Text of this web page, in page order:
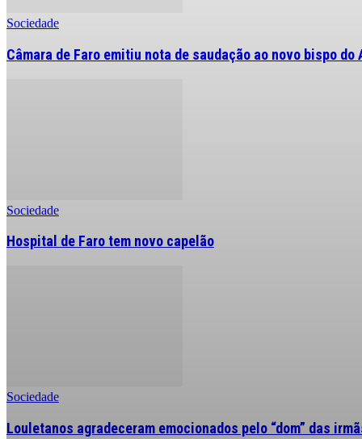
Sociedade
Câmara de Faro emitiu nota de saudação ao novo bispo do
Sociedade
Hospital de Faro tem novo capelão
Sociedade
Louletanos agradeceram emocionados pelo “dom” das